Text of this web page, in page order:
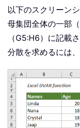
以下のスクリーン
母集団全体の一部
（G5:H6）に記載
分散を求めるには